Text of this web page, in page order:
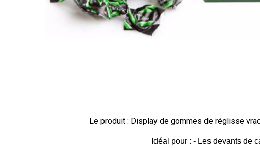
Le produit : Display de gommes de réglisse
Idéal pour : - Les devants de